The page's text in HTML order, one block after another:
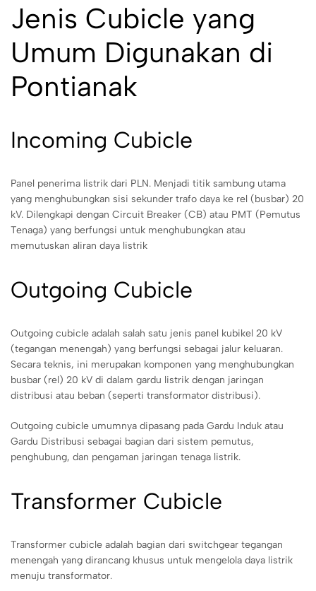
Jenis Cubicle yang
Umum Digunakan di
Pontianak
Incoming Cubicle
Panel penerima listrik dari PLN. Menjadi titik sambung utama
yang menghubungkan sisi sekunder trafo daya ke rel (busbar) 20
kV. Dilengkapi dengan Circuit Breaker (CB) atau PMT (Pemutus
Tenaga) yang berfungsi untuk menghubungkan atau
memutuskan aliran daya listrik
Outgoing Cubicle
Outgoing cubicle adalah salah satu jenis panel kubikel 20 kV
(tegangan menengah) yang berfungsi sebagai jalur keluaran.
Secara teknis, ini merupakan komponen yang menghubungkan
busbar (rel) 20 kV di dalam gardu listrik dengan jaringan
distribusi atau beban (seperti transformator distribusi).
Outgoing cubicle umumnya dipasang pada Gardu Induk atau
Gardu Distribusi sebagai bagian dari sistem pemutus,
penghubung, dan pengaman jaringan tenaga listrik.
Transformer Cubicle
Transformer cubicle adalah bagian dari switchgear tegangan
menengah yang dirancang khusus untuk mengelola daya listrik
menuju transformator.